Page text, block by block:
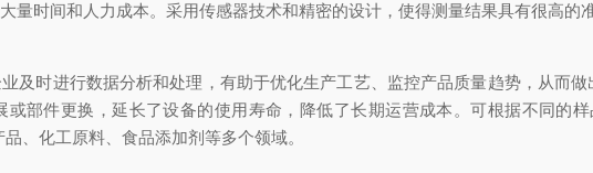
量时间和人力成本。采用传感器技术和精密的设计，使得测量结果具有很高的
时进行数据分析和处理，有助于优化生产工艺、监控产品质量趋势，从而
部件更换，延长了设备的使用寿命，降低了长期运营成本。可根据不同的
、化工原料、食品添加剂等多个领域。